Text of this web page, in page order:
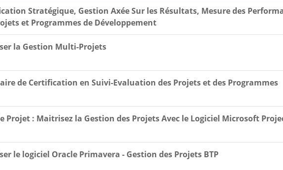
Stratégique, Gestion Axée Sur les Résultats, Mesure des
et Programmes de Développement
la Gestion Multi-Projets
de Certification en Suivi-Evaluation des Projets et des Programmes
Projet : Maitrisez la Gestion des Projets Avec le Logiciel Microsoft
le logiciel Oracle Primavera - Gestion des Projets BTP